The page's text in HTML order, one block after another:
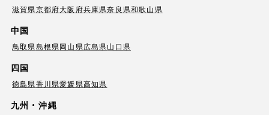
滋賀県京都府大阪府兵庫県奈良県和歌山県
中国
鳥取県島根県岡山県広島県山口県
四国
徳島県香川県愛媛県高知県
九州・沖縄